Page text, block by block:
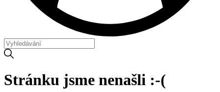
Stránku jsme nenašli :-(